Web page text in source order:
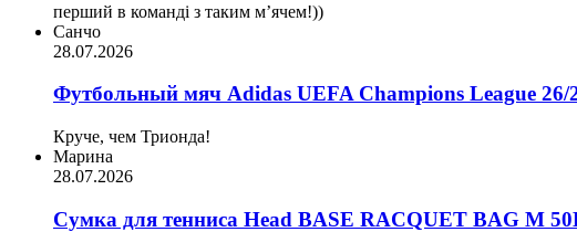
перший в команді з таким мʼячем!))
Санчо
28.07.2026
Футбольный мяч Adidas UEFA Champions League 26/
Круче, чем Трионда!
Марина
28.07.2026
Сумка для тенниса Head BASE RACQUET BAG M